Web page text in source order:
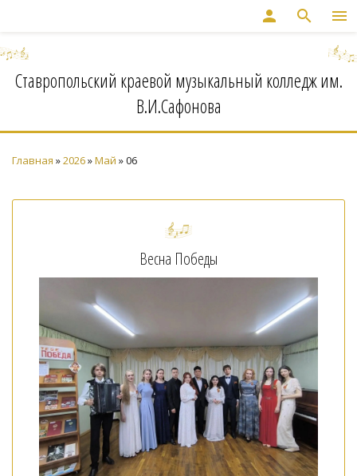
menu
search
person
Ставропольский краевой музыкальный колледж им.
В.И.Сафонова
Главная »2026»Май »06
Весна Победы